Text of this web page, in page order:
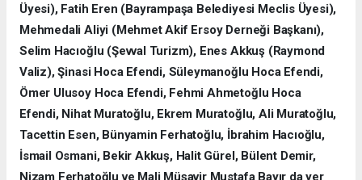
Üyesi), Fatih Eren (Bayrampaşa Belediyesi Meclis Üyesi),
Mehmedali Aliyi (Mehmet Akif Ersoy Derneği Başkanı),
Selim Hacıoğlu (Şevval Turizm), Enes Akkuş (Raymond
Valiz), Şinasi Hoca Efendi, Süleymanoğlu Hoca Efendi,
Ömer Ulusoy Hoca Efendi, Fehmi Ahmetoğlu Hoca
Efendi, Nihat Muratoğlu, Ekrem Muratoğlu, Ali Muratoğlu,
Tacettin Esen, Bünyamin Ferhatoğlu, İbrahim Hacıoğlu,
İsmail Osmani, Bekir Akkuş, Halit Gürel, Bülent Demir,
Nizam Ferhatoğlu ve Mali Müşavir Mustafa Bayır da yer